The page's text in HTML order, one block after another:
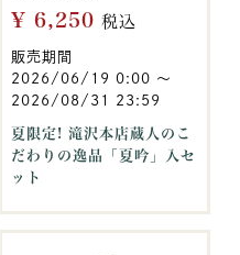
¥ 6,250 税込
販売期間
2026/06/19 0:00 〜
2026/08/31 23:59
夏限定! 滝沢本店蔵人のこ
だわりの逸品「夏吟」入セ
ット